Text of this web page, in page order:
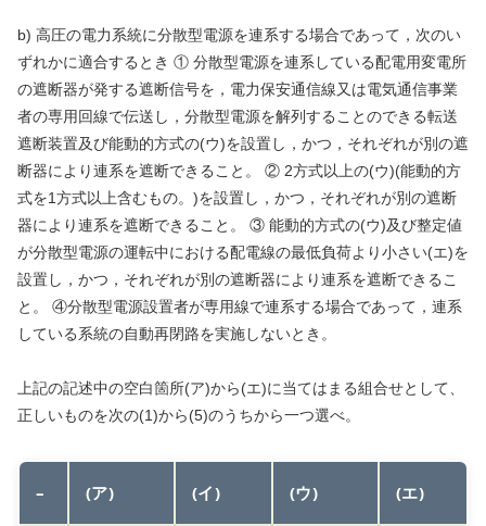
b) 高圧の電力系統に分散型電源を連系する場合であって，次のい
ずれかに適合するとき ① 分散型電源を連系している配電用変電所
の遮断器が発する遮断信号を，電力保安通信線又は電気通信事業
者の専用回線で伝送し，分散型電源を解列することのできる転送
遮断装置及び能動的方式の(ウ)を設置し，かつ，それぞれが別の遮
断器により連系を遮断できること。 ② 2方式以上の(ウ)(能動的方
式を1方式以上含むもの。)を設置し，かつ，それぞれが別の遮断
器により連系を遮断できること。 ③ 能動的方式の(ウ)及び整定値
が分散型電源の運転中における配電線の最低負荷より小さい(エ)を
設置し，かつ，それぞれが別の遮断器により連系を遮断できるこ
と。 ④分散型電源設置者が専用線で連系する場合であって，連系
している系統の自動再閉路を実施しないとき。
上記の記述中の空白箇所(ア)から(エ)に当てはまる組合せとして、
正しいものを次の(1)から(5)のうちから一つ選べ。
– (ア) (イ) (ウ) (エ)